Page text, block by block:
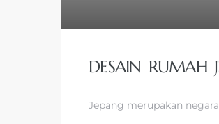
DESAIN RUMAH
Jepang merupakan